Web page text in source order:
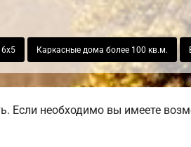
Каркасные дома более 100 кв.м.
необходимо вы имеете